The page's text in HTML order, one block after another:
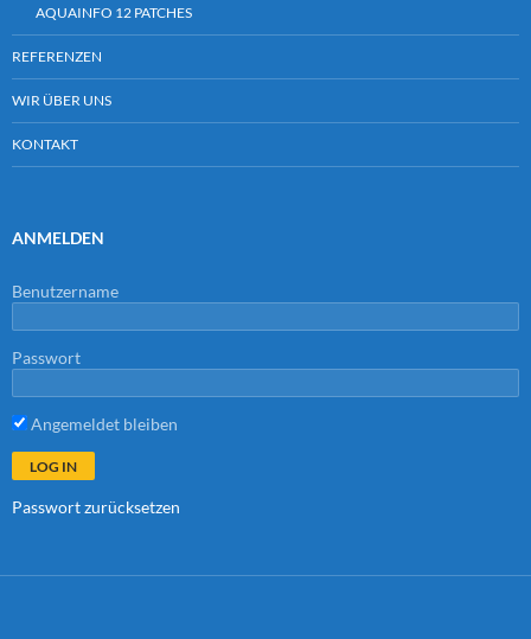
AQUAINFO 12 PATCHES
REFERENZEN
WIR ÜBER UNS
KONTAKT
ANMELDEN
Benutzername
Passwort
Angemeldet bleiben
Passwort zurücksetzen